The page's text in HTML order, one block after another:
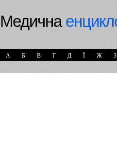
Медична
А Б В Г Д Ї Ж З